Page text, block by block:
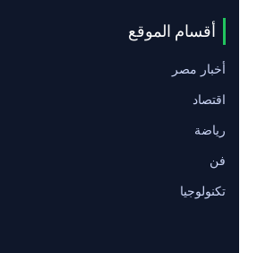
أقسام الموقع
أخبار مصر
اقتصاد
رياضة
فن
تكنولوجيا